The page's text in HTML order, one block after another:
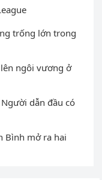
trống lớn trong
ngôi vương ở
dẫn đầu có
Bình mở ra hai